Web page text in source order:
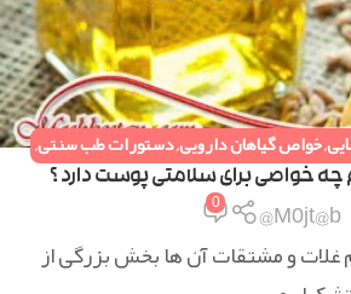
,خواص گیاهان دارویی,دستورات طب سنتی,
خواصی برای سلامتی پوست دارد ؟
M0jt@b@
0
غلات و مشتقات آن ها بخش بزرگی از